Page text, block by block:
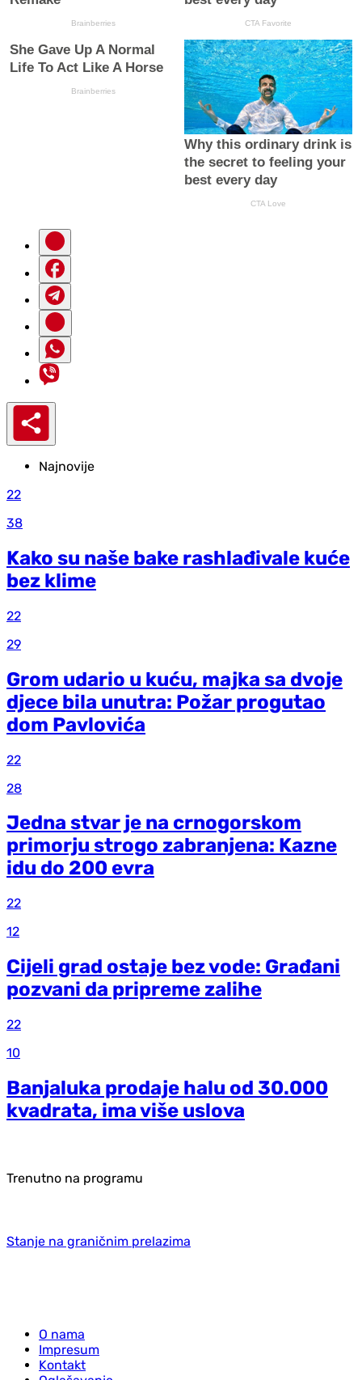
Najnovije
22
38
Kako su naše bake rashlađivale kuće
bez klime
22
29
Grom udario u kuću, majka sa dvoje
djece bila unutra: Požar progutao
dom Pavlovića
22
28
Jedna stvar je na crnogorskom
primorju strogo zabranjena: Kazne
idu do 200 evra
22
12
Cijeli grad ostaje bez vode: Građani
pozvani da pripreme zalihe
22
10
Banjaluka prodaje halu od 30.000
kvadrata, ima više uslova
Trenutno na programu
Stanje na graničnim prelazima
O nama
Impresum
Kontakt